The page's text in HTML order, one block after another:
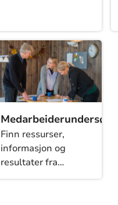
Finn ressurser,
informasjon og
resultater fra
undersøkelser her.